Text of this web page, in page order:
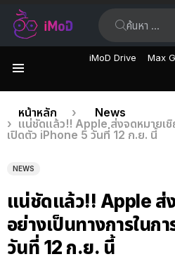
iMoD Drive Max
เรื่อง
ล่าสุด
คุณอยู่ที่นี่:
หน้าหลัก
News
แน่ชัดแล้ว!! Apple ส่งจดหมายเชิ
เปิดตัว iPhone 5 วันที่ 12 ก.ย. นี้
NEWS
แน่ชัดแล้ว!! Apple ส่
อย่างเป็นทางการในก
วันที่ 12 ก.ย. นี้